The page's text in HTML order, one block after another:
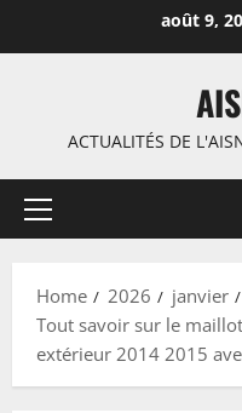
août 9,
ACTUALITÉS DE
Primary
Home 2026 janvier
Tout savoir sur le
extérieur 2014 2015